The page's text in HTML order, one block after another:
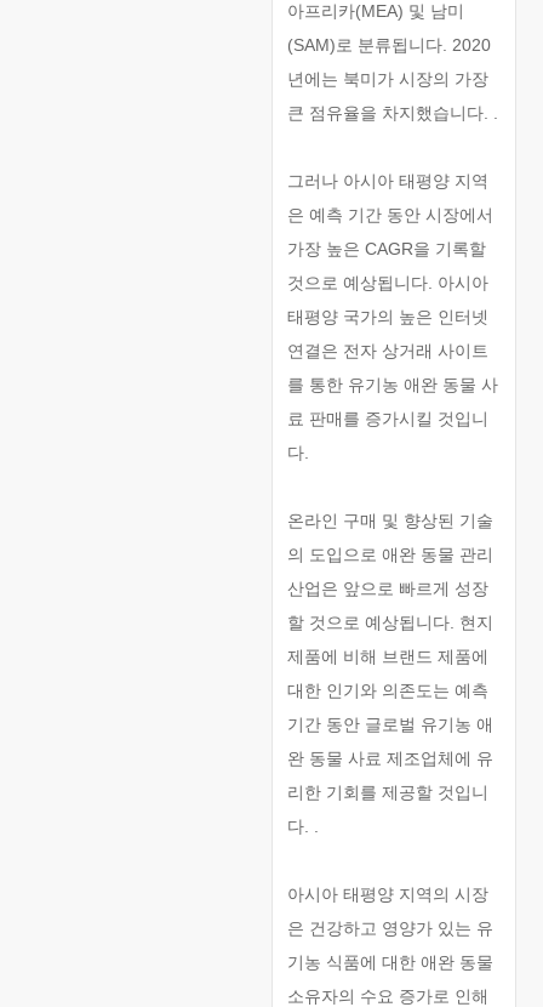
아프리카(MEA) 및 남미
(SAM)로 분류됩니다. 2020
년에는 북미가 시장의 가장
큰 점유율을 차지했습니다. .
그러나 아시아 태평양 지역
은 예측 기간 동안 시장에서
가장 높은 CAGR을 기록할
것으로 예상됩니다. 아시아
태평양 국가의 높은 인터넷
연결은 전자 상거래 사이트
를 통한 유기농 애완 동물 사
료 판매를 증가시킬 것입니
다.
온라인 구매 및 향상된 기술
의 도입으로 애완 동물 관리
산업은 앞으로 빠르게 성장
할 것으로 예상됩니다. 현지
제품에 비해 브랜드 제품에
대한 인기와 의존도는 예측
기간 동안 글로벌 유기농 애
완 동물 사료 제조업체에 유
리한 기회를 제공할 것입니
다. .
아시아 태평양 지역의 시장
은 건강하고 영양가 있는 유
기농 식품에 대한 애완 동물
소유자의 수요 증가로 인해